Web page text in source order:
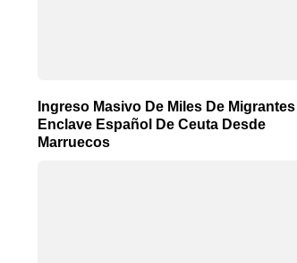
Ingreso Masivo De Miles De Migrantes
Enclave Español De Ceuta Desde
Marruecos